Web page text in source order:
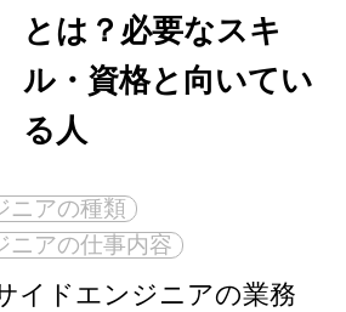
とは？必要なスキ
ル・資格と向いてい
る人
ニアの種類
ニアの仕事内容
イドエンジニアの業務